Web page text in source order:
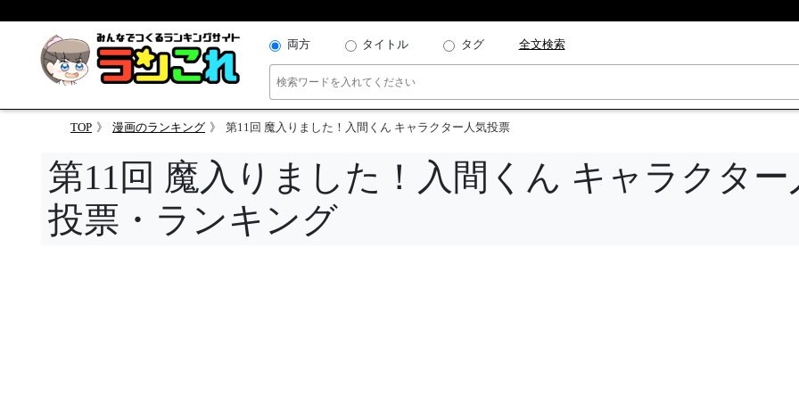
両方 タイトル タグ 全文検索
TOP 漫画のランキング 第11回 魔入りました！入間くん キャラクター人気投票
第11回 魔入りました！入間くん キャラクター
投票・ランキング